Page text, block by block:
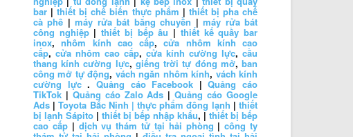
bar |thiết bị chế biến thực phẩm | thiết bị pha chế
cà phê |máy rửa bát băng chuyền |máy rửa bát
công nghiệp|thiết bị bếp âu |thiết kế quầy bar
inox,nhôm kính cao cấp,cửa nhôm kính cao
cấp, cửa nhôm cao cấp, cửa kính cường lực, cầu
thang kính cường lực,giếng trời tự đóng mở,ban
công mở tự động, vách ngăn nhôm kính,vách kính
cường lực.Quảng cáo Facebook |Quảng cáo
TikTok | Quảng cáo Zalo Ads |Quảng cáo Google
Ads |Toyota Bắc Ninh | thực phẩm đông lạnh |thiết
bị lạnh Sápito | thiết bị bếp nhập khẩu, |thiết bị bếp
cao cấp|dịch vụ thám tử tại hải phòng |công ty